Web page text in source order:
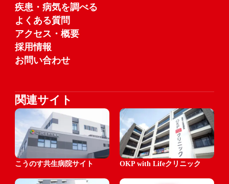
疾患・病気を調べる
よくある質問
アクセス・概要
採用情報
お問い合わせ
関連サイト
こうのす共生病院サイト OKP with Lifeクリニック